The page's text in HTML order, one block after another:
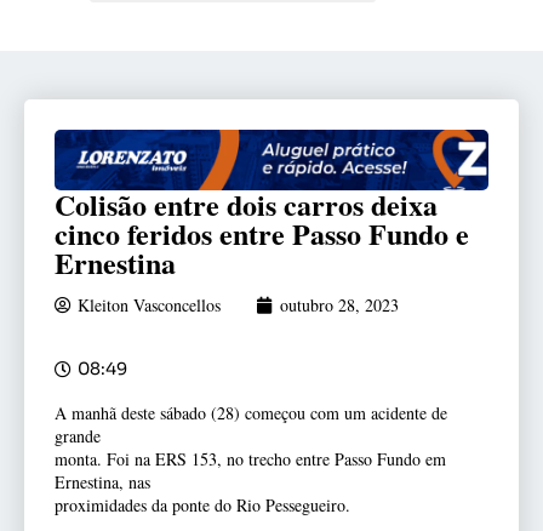
Colisão entre dois carros deixa
cinco feridos entre Passo Fundo e
Ernestina
Kleiton Vasconcellos outubro 28, 2023
08:49
A manhã deste sábado (28) começou com um acidente de
grande
monta. Foi na ERS 153, no trecho entre Passo Fundo em
Ernestina, nas
proximidades da ponte do Rio Pessegueiro.